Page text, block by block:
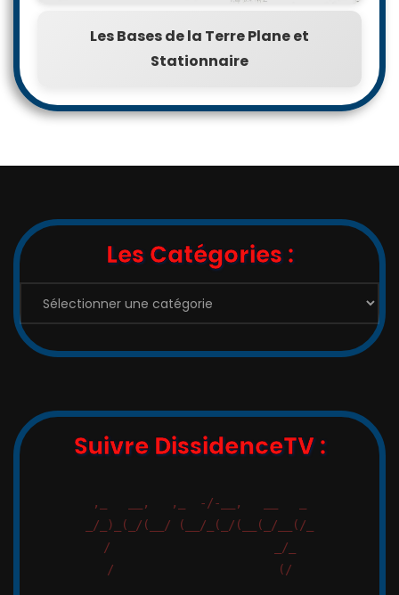
Les Bases de la Terre Plane et
Stationnaire
Les Catégories :
Suivre DissidenceTV :
,_   __,   ,_  -/-__,   __   _
_/_)_(_/(__/ (__/_(_/(__(_/__(/_
/                       _/_
/                       (/